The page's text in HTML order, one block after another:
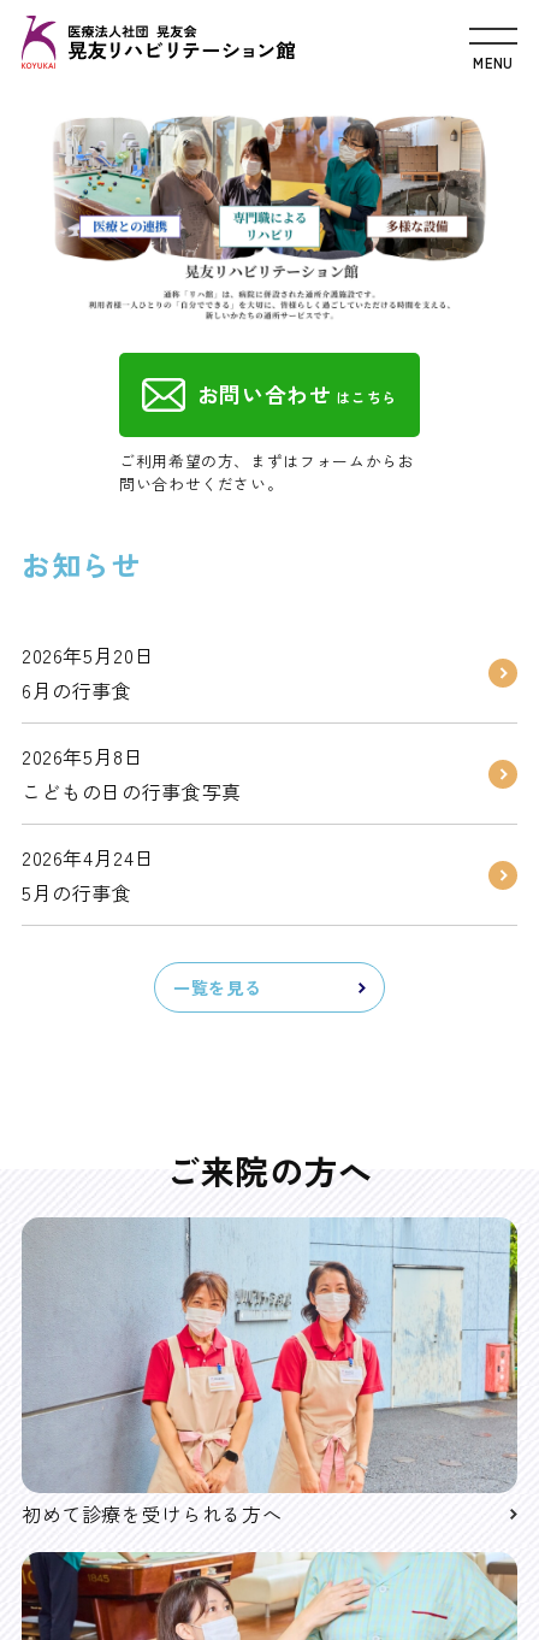
お問い合わせ はこちら
ご利用希望の方、まずはフォームからお
問い合わせください。
お知らせ
2026年5月20日
6月の行事食
2026年5月8日
こどもの日の行事食写真
2026年4月24日
5月の行事食
一覧を見る
ご来院の方へ
初めて診療を受けられる方へ